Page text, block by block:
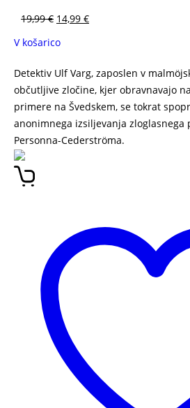
19,99€ 14,99 €
V košarico
Detektiv Ulf Varg, zaposlen v
občutljive zločine, kjer obravnavajo
primere na Švedskem, se tokrat
anonimnega izsiljevanja zloglasnega
Personna-Cederströma.